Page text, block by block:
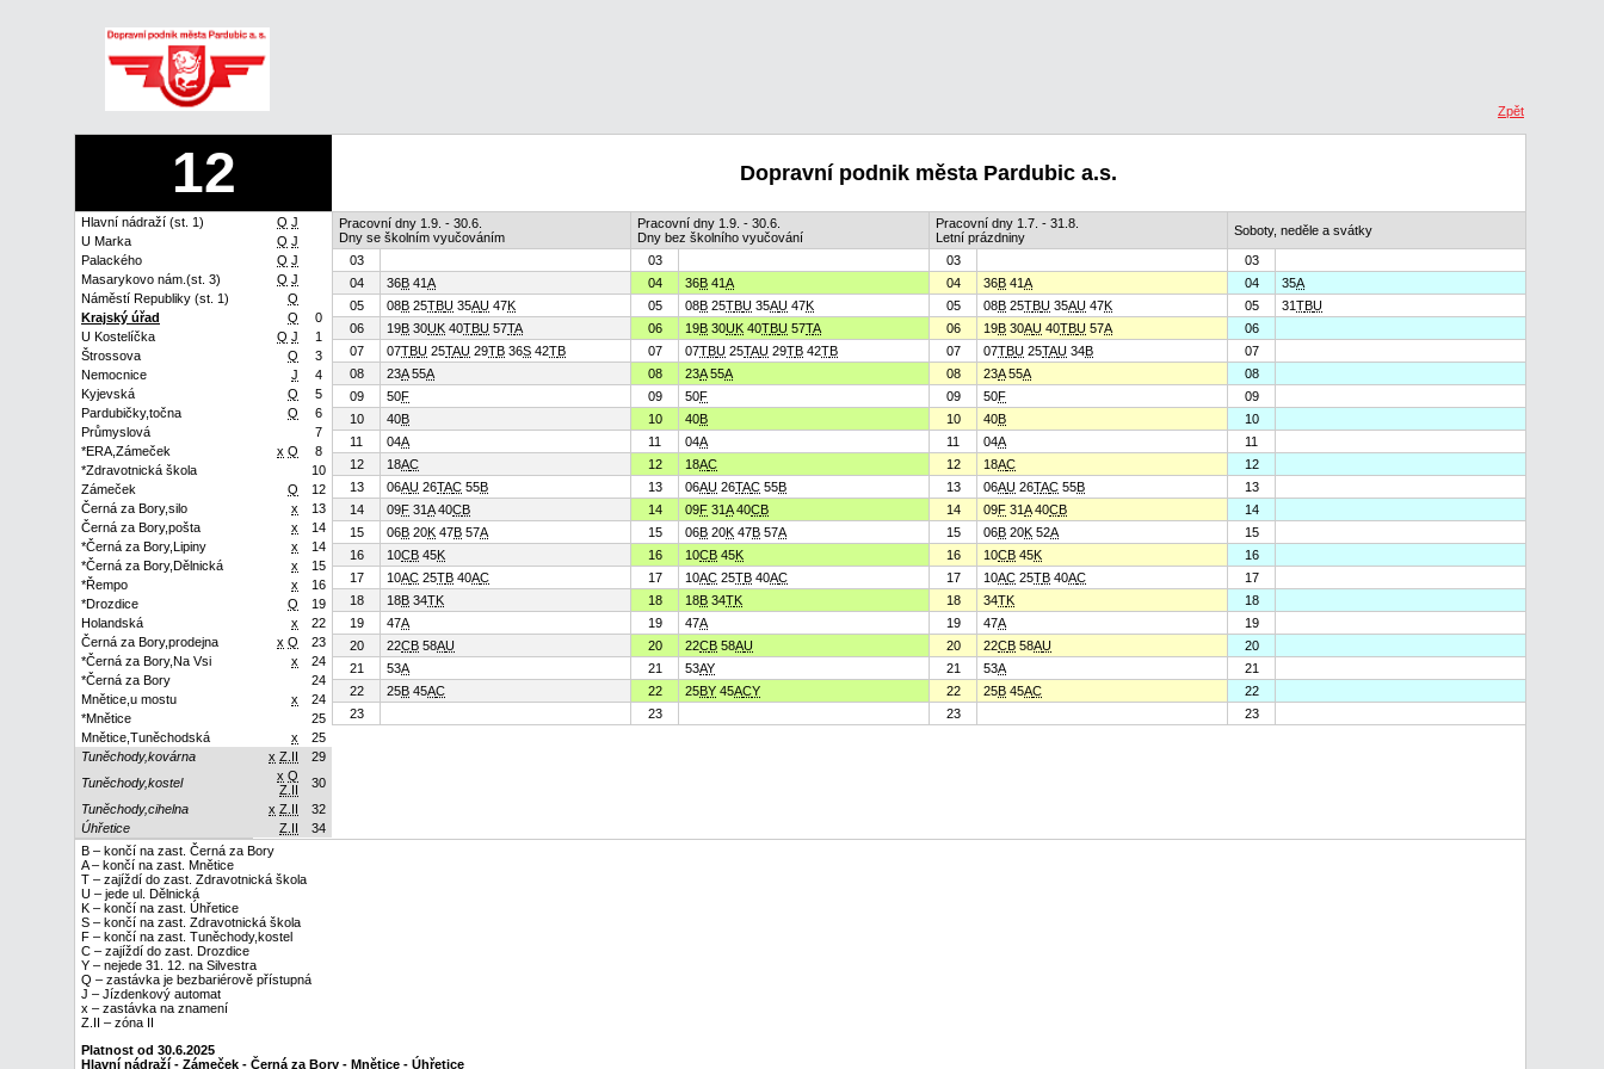
Zpět
12 Dopravní podnik města Pardubic a.s.
Hlavní nádraží (st. 1) Q J
U Marka
Q J
Palackého
Q J
Masarykovo nám.(st. 3)
Q J
Náměstí Republiky (st. 1)
Q
Krajský úřad
Q
0
U Kostelíčka
Q J
1
Štrossova
Q
3
Nemocnice
J
4
Kyjevská
Q
5
Pardubičky,točna
Q
6
Průmyslová
7
*ERA,Zámeček
x Q
8
*Zdravotnická škola
10
Zámeček
Q
12
Černá za Bory,silo
x
13
Černá za Bory,pošta
x
14
*Černá za Bory,Lipiny
x
14
*Černá za Bory,Dělnická
x
15
*Řempo
x
16
*Drozdice
Q
19
Holandská
x
22
Černá za Bory,prodejna
x Q
23
*Černá za Bory,Na Vsi
x
24
*Černá za Bory
24
Mnětice,u mostu
x
24
*Mnětice
25
Mnětice,Tuněchodská
x
25
Tuněchody,kovárna
x Z.II
29
Tuněchody,kostel
x Q
Z.II
30
Tuněchody,cihelna
x Z.II
32
Úhřetice
Z.II 34
Pracovní dny 1.9. - 30.6.
Dny se školním vyučováním
Pracovní dny 1.9. - 30.6.
Dny bez školního vyučování
Pracovní dny 1.7. - 31.8.
Letní prázdniny
Soboty, neděle a svátky
03 03 03
03
04
36B 41A 04 36B 41A 04 36B 41A 04 35A
05
08B 25TBU 35AU 47K 05 08B 25TBU 35AU 47K 05 08B 25TBU 35AU 47K 05 31TBU
06
19B 30UK 40TBU 57TA 06 19B 30UK 40TBU 57TA 06 19B 30AU 40TBU 57A
06
07
07TBU 25TAU 29TB 36S 42TB 07 07TBU 25TAU 29TB 42TB 07 07TBU 25TAU 34B
07
08
23A55A 08 23A55A 08 23A55A
08
09
50F 09 50F 09 50F
09
10
40B 10 40B 10 40B
10
11
04A 11 04A 11 04A
11
12
18AC 12 18AC 12 18AC
12
13
06AU 26TAC 55B 13 06AU 26TAC 55B 13 06AU 26TAC 55B
13
14
09F 31A40CB 14 09F 31A40CB 14 09F 31A40CB
14
15
06B 20K 47B 57A 15 06B 20K 47B 57A 15 06B 20K 52A
15
16
10CB 45K 16 10CB 45K 16 10CB 45K
16
17
10AC 25TB 40AC 17 10AC 25TB 40AC 17 10AC 25TB 40AC
17
18
18B 34TK 18 18B 34TK 18 34TK
18
19
47A 19 47A 19 47A
19
20
22CB 58AU 20 22CB 58AU 20 22CB 58AU
20
21
53A 21 53AY 21 53A
21
22
25B 45AC 22 25BY 45ACY 22 25B 45AC
22
23
23 23 23
B – končí na zast. Černá za Bory
A – končí na zast. Mnětice
T – zajíždí do zast. Zdravotnická škola
U – jede ul. Dělnická
K – končí na zast. Úhřetice
S – končí na zast. Zdravotnická škola
F – končí na zast. Tuněchody,kostel
C – zajíždí do zast. Drozdice
Y – nejede 31. 12. na Silvestra
Q – zastávka je bezbariérově přístupná
J – Jízdenkový automat
x – zastávka na znamení
Z.II – zóna II
Platnost od 30.6.2025
Hlavní nádraží - Zámeček - Černá za Bory - Mnětice - Úhřetice